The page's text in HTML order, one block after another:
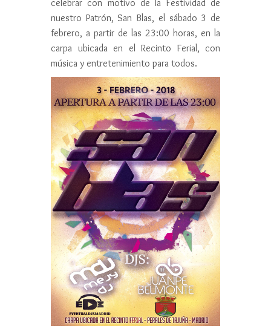
celebrar con motivo de la Festividad de
nuestro Patrón, San Blas, el sábado 3 de
febrero, a partir de las 23:00 horas, en la
carpa ubicada en el Recinto Ferial, con
música y entretenimiento para todos.